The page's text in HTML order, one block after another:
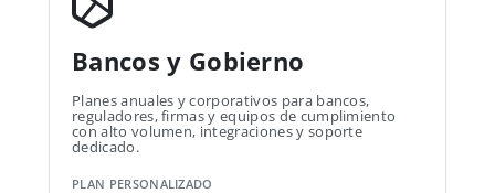
Bancos y Gobierno
Planes anuales y corporativos para bancos,
reguladores, firmas y equipos de cumplimiento
con alto volumen, integraciones y soporte
dedicado.
PLAN PERSONALIZADO